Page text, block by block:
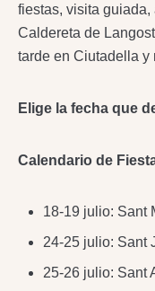
fiestas, visita
Caldereta de
tarde en Ciutadella y
Elige la fecha que
Calendario de
18-19 julio: Sant
24-25 julio: Sant
25-26 julio: Sant